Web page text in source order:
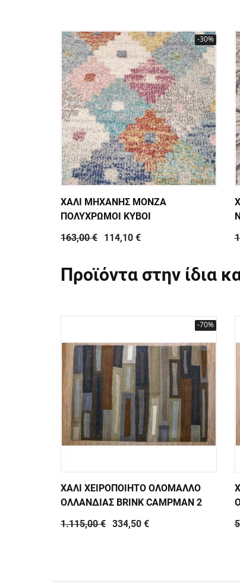
-30%
ΧΑΛΙ ΜΗΧΑΝΗΣ MONZA
ΠΟΛΥΧΡΩΜΟΙ ΚΥΒΟΙ
163,00 €
114,10 €
Προϊόντα στην ίδια
-70%
ΧΑΛΙ ΧΕΙΡΟΠΟΙΗΤΟ ΟΛΟΜΑΛΛΟ
ΟΛΛΑΝΔΙΑΣ BRINK CAMPMAN 2
1.115,00 € 334,50 €